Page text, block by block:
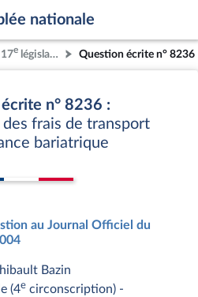
nationale
e législature Question écrite n° 8236
n° 8236 :
des frais de transport
bariatrique
au Journal Officiel du
Bazin
(4e circonscription) -